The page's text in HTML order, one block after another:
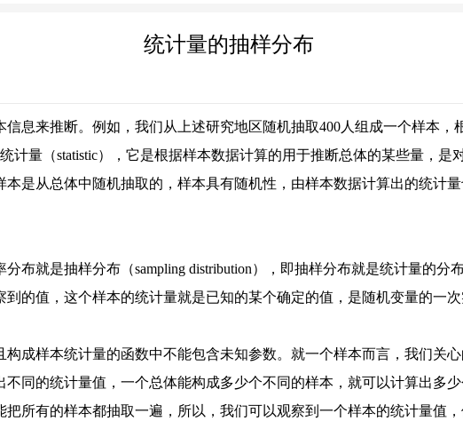
统计量的抽样分布
息来推断。例如，我们从上述研究地区随机抽取400人组成一个样本，
计量（statistic），它是根据样本数据计算的用于推断总体的某些量，
是从总体中随机抽取的，样本具有随机性，由样本数据计算出的统计
布就是抽样分布（sampling distribution），即抽样分布就是统计量的分
的值，这个样本的统计量就是已知的某个确定的值，是随机变量的一次
成样本统计量的函数中不能包含未知参数。就一个样本而言，我们关
同的统计量值，一个总体能构成多少个不同的样本，就可以计算出多
所有的样本都抽取一遍，所以，我们可以观察到一个样本的统计量值